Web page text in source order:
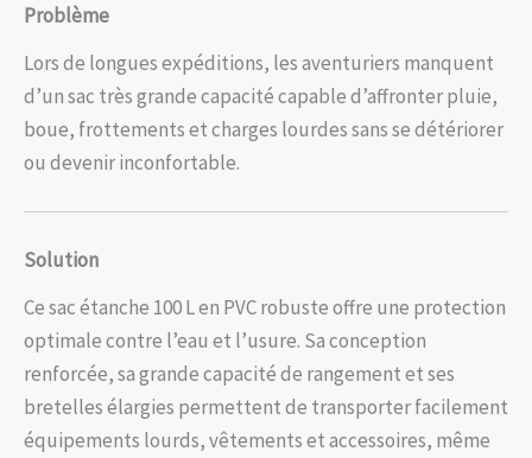
Problème
Lors de longues expéditions, les aventuriers manquent
d’un sac très grande capacité capable d’affronter pluie,
boue, frottements et charges lourdes sans se détériorer
ou devenir inconfortable.
Solution
Ce sac étanche 100 L en PVC robuste offre une protection
optimale contre l’eau et l’usure. Sa conception
renforcée, sa grande capacité de rangement et ses
bretelles élargies permettent de transporter facilement
équipements lourds, vêtements et accessoires, même